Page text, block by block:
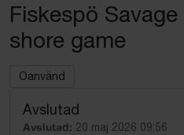
Fiskespö Savage
shore game
Oanvänd
Avslutad
Avslutad: 20 maj 2026 09:56